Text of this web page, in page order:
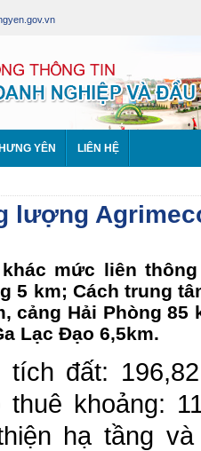
YÊN LIÊN HỆ
lượng
mức liên
5 km; Cách trung
cảng Hải Phòng
Lạc Đạo 6,5km.
tích đất:
thuê khoảng:
hạ tầng